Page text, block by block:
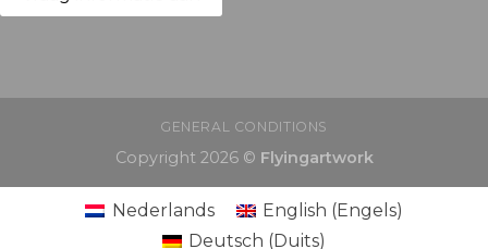
GENERAL CONDITIONS
Copyright 2026 © Flyingartwork
Nederlands English (Engels)
Deutsch (Duits)